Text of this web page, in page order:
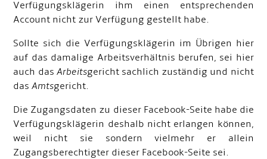
Verfügungsklägerin ihm einen entsprechenden
Account nicht zur Verfügung gestellt habe.
Sollte sich die Verfügungsklägerin im Übrigen hier
auf das damalige Arbeitsverhältnis berufen, sei hier
auch das Arbeitsgericht sachlich zuständig und nicht
dasAmtsgericht.
Die Zugangsdaten zu dieser Facebook-Seite habe die
Verfügungsklägerin deshalb nicht erlangen können,
weil nicht sie sondern vielmehr er allein
Zugangsberechtigter dieser Facebook-Seite sei.